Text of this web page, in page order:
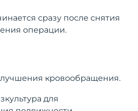
сразу после снятия
операции.
кровообращения.
для